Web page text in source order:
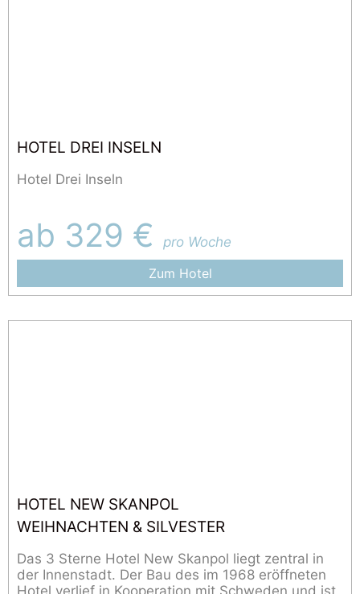
HOTEL DREI INSELN
Hotel Drei Inseln
ab 329 €
pro Woche
Zum Hotel
HOTEL NEW SKANPOL
WEIHNACHTEN & SILVESTER
Das 3 Sterne Hotel New Skanpol liegt zentral in
der Innenstadt. Der Bau des im 1968 eröffneten
Hotel verlief in Kooperation mit Schweden und ist